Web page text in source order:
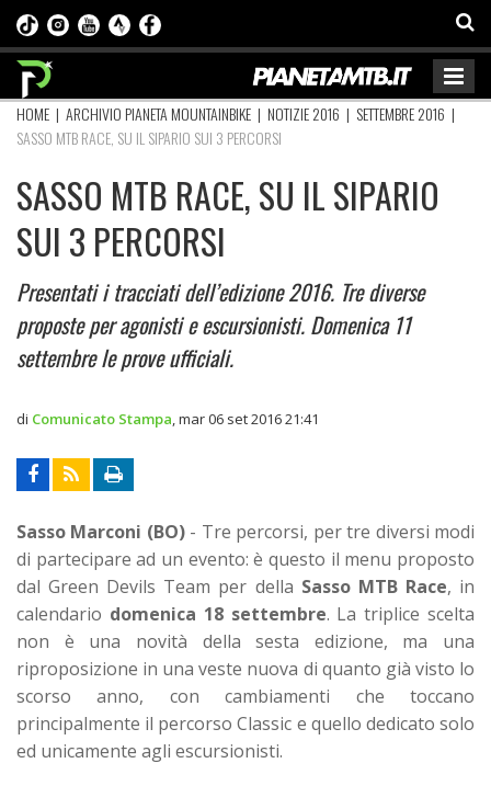
HOME | ARCHIVIO PIANETA MOUNTAINBIKE | NOTIZIE 2016 | SETTEMBRE 2016 |
SASSO MTB RACE, SU IL SIPARIO SUI 3 PERCORSI
SASSO MTB RACE, SU IL SIPARIO
SUI 3 PERCORSI
Presentati i tracciati dell’edizione 2016. Tre diverse
proposte per agonisti e escursionisti. Domenica 11
settembre le prove ufficiali.
di Comunicato Stampa mar 06 set 2016 21:41
Sasso Marconi (BO)- Tre percorsi, per tre diversi modi
di partecipare ad un evento: è questo il menu proposto
dal Green Devils Team per della Sasso MTB Race, in
calendario domenica 18 settembre. La triplice scelta
non è una novità della sesta edizione, ma una
riproposizione in una veste nuova di quanto già visto lo
scorso anno, con cambiamenti che toccano
principalmente il percorso Classic e quello dedicato solo
ed unicamente agli escursionisti.